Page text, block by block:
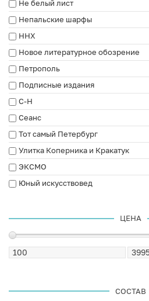
Не белый лист
Непальские шарфы
ННХ
Новое литературное обозрение
Петрополь
Подписные издания
С-Н
Сеанс
Тот самый Петербург
Улитка Коперника и Кракатук
ЭКСМО
Юный искусствовед
ЦЕНА
СОСТАВ